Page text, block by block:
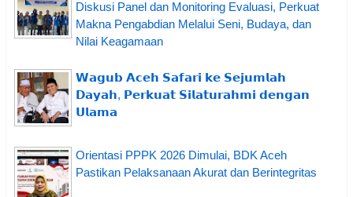
Diskusi Panel dan Monitoring Evaluasi, Perkuat
Makna Pengabdian Melalui Seni, Budaya, dan
Nilai Keagamaan
𝗪𝗮𝗴𝘂𝗯 𝗔𝗰𝗲𝗵 𝗦𝗮𝗳𝗮𝗿𝗶 𝗸𝗲 𝗦𝗲𝗷𝘂𝗺𝗹𝗮𝗵
𝗗𝗮𝘆𝗮𝗵, 𝗣𝗲𝗿𝗸𝘂𝗮𝘁 𝗦𝗶𝗹𝗮𝘁𝘂𝗿𝗮𝗵𝗺𝗶 𝗱𝗲𝗻𝗴𝗮𝗻
𝗨𝗹𝗮𝗺𝗮
Orientasi PPPK 2026 Dimulai, BDK Aceh
Pastikan Pelaksanaan Akurat dan Berintegritas